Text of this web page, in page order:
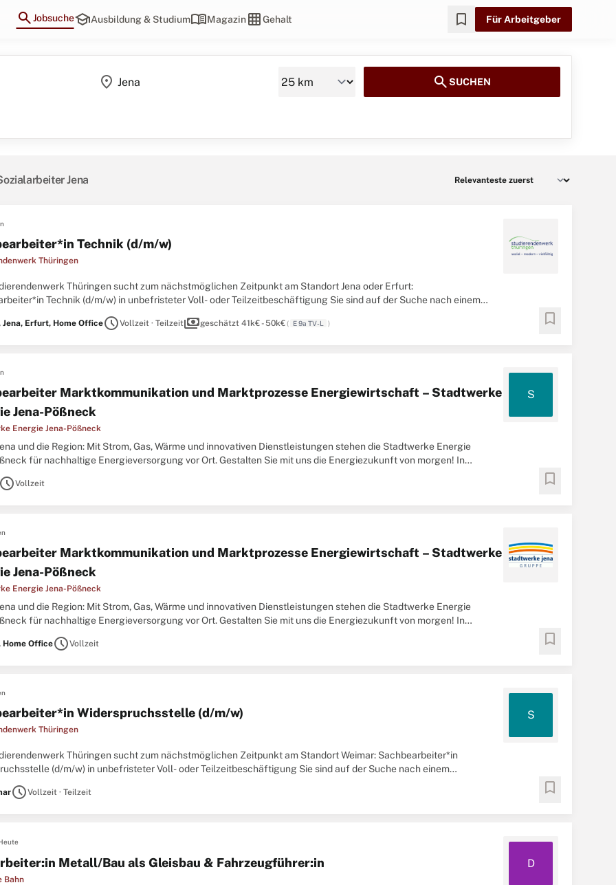
searchJobsucheschoolAusbildung & Studiummenu_bookMagazingrid_onGehalt bookmark Für Arbeitgeber
location_on searchSUCHEN
Jena
Technik (d/m/w)
Thüringen
Thüringen sucht zum nächstmöglichen Zeitpunkt am Standort Jena oder Erfurt:
Technik (d/m/w) in unbefristeter Voll- oder Teilzeitbeschäftigung Sie sind auf der Suche nach einem
Jena, Erfurt, Home OfficescheduleVollzeit · Teilzeitpaymentsgeschätzt 41k€ - 50k€( E 9a TV-L ) bookmark
Marktkommunikation und Marktprozesse Energiewirtschaft – Stadtwerke
Jena-Pößneck
Energie Jena-Pößneck
S
und die Region: Mit Strom, Gas, Wärme und innovativen Dienstleistungen stehen die Stadtwerke Energie
für nachhaltige Energieversorgung vor Ort. Gestalten Sie mit uns die Energiezukunft von morgen! In
scheduleVollzeit bookmark
Marktkommunikation und Marktprozesse Energiewirtschaft – Stadtwerke
Jena-Pößneck
Energie Jena-Pößneck
und die Region: Mit Strom, Gas, Wärme und innovativen Dienstleistungen stehen die Stadtwerke Energie
für nachhaltige Energieversorgung vor Ort. Gestalten Sie mit uns die Energiezukunft von morgen! In
Home OfficescheduleVollzeit bookmark
Widerspruchsstelle (d/m/w)
Thüringen
S
Thüringen sucht zum nächstmöglichen Zeitpunkt am Standort Weimar: Sachbearbeiter*in
(d/m/w) in unbefristeter Voll- oder Teilzeitbeschäftigung Sie sind auf der Suche nach einem
scheduleVollzeit · Teilzeit bookmark
Metall/Bau als Gleisbau & Fahrzeugführer:in
Bahn
D